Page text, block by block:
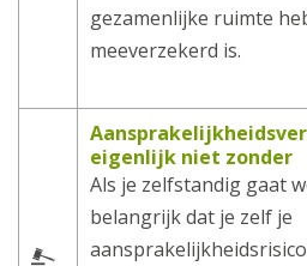
gezamenlijke ruimte
meeverzekerd is.
eigenlijk niet zonder
Als je zelfstandig gaat
belangrijk dat je zelf je